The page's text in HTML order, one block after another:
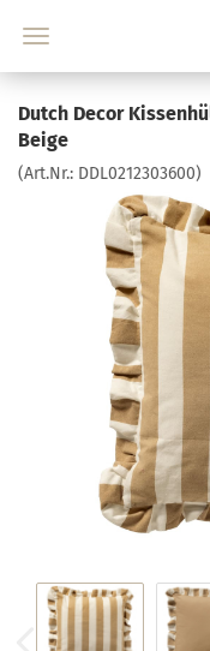
Dutch Decor
Beige
(Art.Nr.: DDL0212303600)